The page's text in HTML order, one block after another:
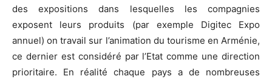
des expositions dans lesquelles les compagnies
exposent leurs produits (par exemple Digitec Expo
annuel) on travail sur l’animation du tourisme en Arménie,
ce dernier est considéré par l’Etat comme une direction
prioritaire. En réalité chaque pays a de nombreuses